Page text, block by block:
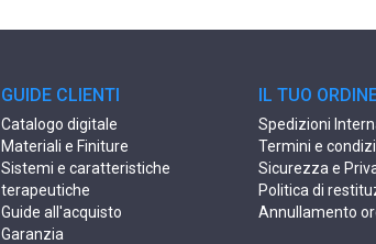
GUIDE CLIENTI
Catalogo digitale
Materiali e Finiture
Sistemi e caratteristiche
terapeutiche
Guide all'acquisto
Garanzia
IL TUO
Spedizioni
Termini e
Sicurezza e
Politica di
Annullamento